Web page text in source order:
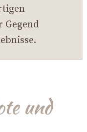
Gegend
und